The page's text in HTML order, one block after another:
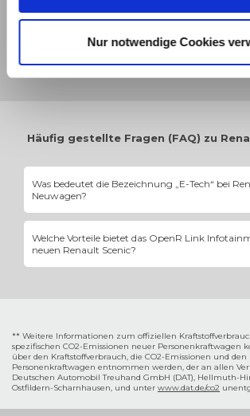
Nur notwendige Cookies
Sachsen-Anhalt
Häufig gestellte Fragen (FAQ) zu
Was bedeutet die Bezeichnung „E-Tech“ bei
Neuwagen?
gehören hocheffiziente Vollhybride (HEV), Plug-
mit externer Lademöglichkeit sowie die reinen
Antriebe.
Welche Vorteile bietet das OpenR Link
neuen Renault Scenic?
** Weitere Informationen zum offiziellen
spezifischen CO2-Emissionen neuer Personenkraftwagen
über den Kraftstoffverbrauch, die CO2-Emissionen und
Personenkraftwagen entnommen werden, der an allen
Deutschen Automobil Treuhand GmbH (DAT), Hellmuth-
Ostfildern-Scharnhausen, und unter www.dat.de/co2